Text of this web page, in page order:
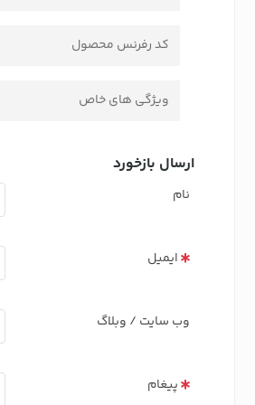
کد رفرنس محصول
ویژگی های خاص
ارسال بازخورد
نام
ایمیل
وب سایت / وبلاگ
پیغام